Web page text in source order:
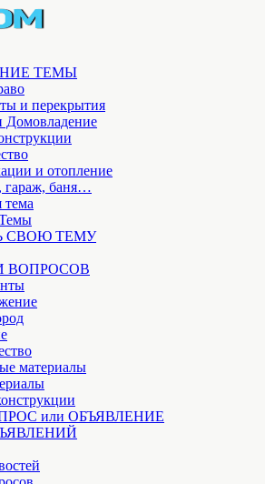
ТЕМЫ
и перекрытия
Домовладение
и отопление
гараж, баня…
тема
СВОЮ ТЕМУ
ВОПРОСОВ
материалы
или ОБЪЯВЛЕНИЕ